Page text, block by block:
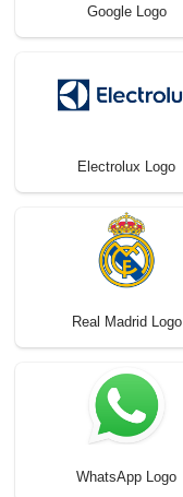
Google Logo
Electrolux Logo
Real Madrid Logo
WhatsApp Logo